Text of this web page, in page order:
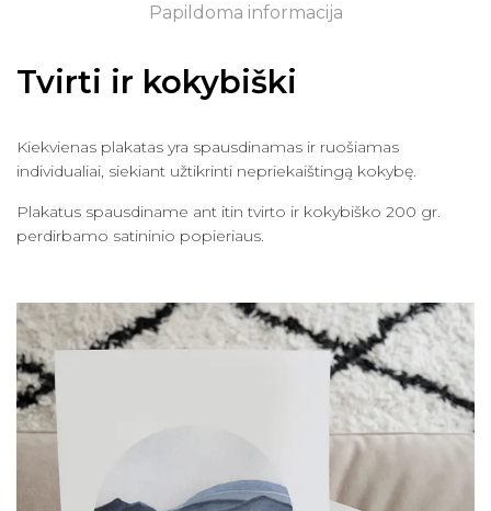
Papildoma informacija
Tvirti ir kokybiški
Kiekvienas plakatas yra spausdinamas ir ruošiamas
individualiai, siekiant užtikrinti nepriekaištingą kokybę.
Plakatus spausdiname ant itin tvirto ir kokybiško 200 gr.
perdirbamo satininio popieriaus.